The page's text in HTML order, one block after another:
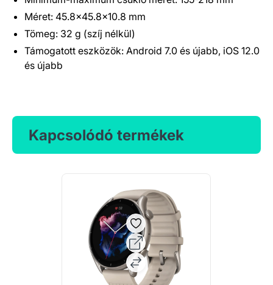
Méret: 45.8x45.8x10.8 mm
Tömeg: 32 g (szíj nélkül)
Támogatott eszközök: Android 7.0 és újabb, iOS 12.0
és újabb
Kapcsolódó termékek